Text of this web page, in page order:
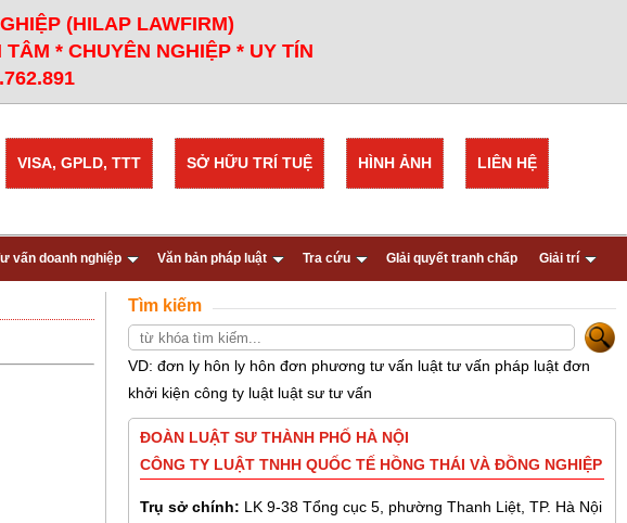
(HILAP LAWFIRM)
* CHUYÊN NGHIỆP * UY TÍN
LIÊN HỆ
HÌNH ẢNH
SỞ HỮU TRÍ TUỆ
VISA, GPLD, TTT
vấn doanh nghiệp Văn bản pháp luật Tra cứu GIải quyết tranh chấp Giải trí
Tìm kiếm
VD: đơn ly hôn ly hôn đơn phương tư vấn luật tư vấn pháp luật đơn
khởi kiện công ty luật luật sư tư vấn
ĐOÀN LUẬT SƯ THÀNH PHỐ HÀ NỘI
CÔNG TY LUẬT TNHH QUỐC TẾ HỒNG THÁI VÀ ĐỒNG NGHIỆP
Trụ sở chính: LK 9-38 Tổng cục 5, phường Thanh Liệt, TP. Hà Nội